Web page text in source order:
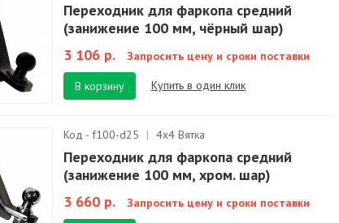
Переходник для фаркопа средний
(занижение 100 мм, чёрный шар)
3 106 р.
Запросить цену и сроки поставки
В корзину Купить в один клик
Код - f100-d25 | 4х4 Вятка
Переходник для фаркопа средний
(занижение 100 мм, хром. шар)
3 660 р.
Запросить цену и сроки поставки